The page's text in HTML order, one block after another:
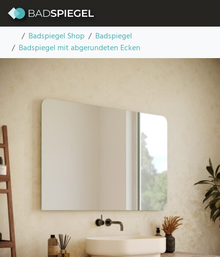
Skip to content
Startseite
Badspiegel Shop
Badspiegel
Badspiegel mit abgerundeten Ecken
Badspiegel mit drei abgerundeten Ecken – Cristal